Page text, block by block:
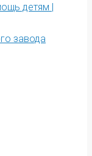
детям |
завода